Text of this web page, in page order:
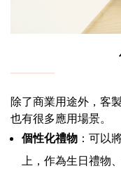
除了商業用途外，客
也有很多應用場景。
個性化禮物 ：可以
上，作為生日禮物